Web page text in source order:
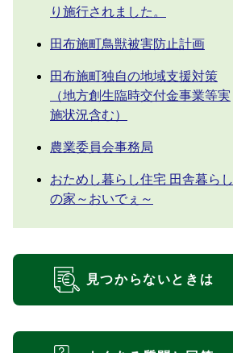
り施行されました。
田布施町鳥獣被害防止計画
田布施町独自の地域支援対策
（地方創生臨時交付金事業等実
施状況含む）
農業委員会事務局
おためし暮らし住宅 田舎暮らし
の家～おいでぇ～
見つからないときは